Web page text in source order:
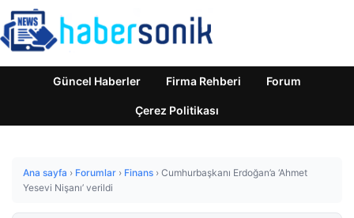
Güncel Haberler Firma Rehberi Forum
Çerez Politikası
Ana sayfa › Forumlar › Finans › Cumhurbaşkanı Erdoğan’a ‘Ahmet
Yesevi Nişanı’ verildi